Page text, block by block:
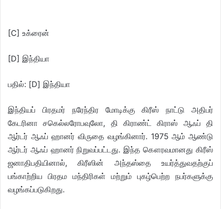
[C] உக்ரைன்
[D] இந்தியா
பதில்: [D] இந்தியா
இந்தியப் பிரதமர் நரேந்திர மோடிக்கு கிரீஸ் நாட்டு அதிபர்
கேடரினா சகெல்லரோபவுலோ, தி கிராண்ட் கிராஸ் ஆஃப் தி
ஆர்டர் ஆஃப் ஹானர் விருதை வழங்கினார். 1975 ஆம் ஆண்டு
ஆர்டர் ஆஃப் ஹானர் நிறுவப்பட்டது. இந்த கௌரவமானது கிரீஸ்
ஜனாதிபதியினால், கிரீஸின் அந்தஸ்தை உயர்த்துவதற்குப்
பங்காற்றிய பிரதம மந்திரிகள் மற்றும் புகழ்பெற்ற நபர்களுக்கு
வழங்கப்படுகிறது.